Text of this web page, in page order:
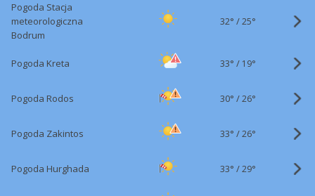
Pogoda Stacja
meteorologiczna
Bodrum
32° /25°
Pogoda Kreta 33° / 19°
Pogoda Rodos 30° /26°
Pogoda Zakintos 33° /26°
Pogoda Hurghada 33° /29°